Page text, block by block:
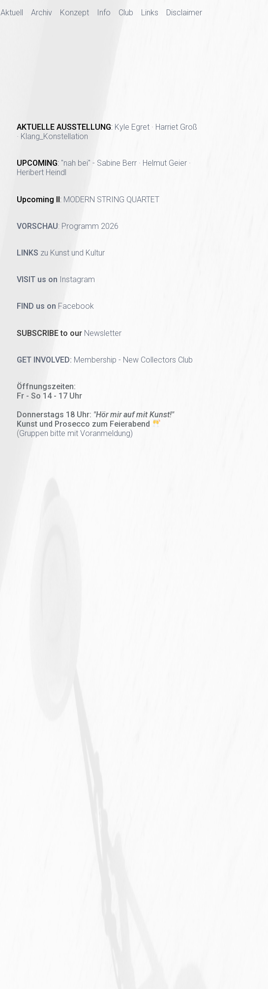
Aktuell Archiv Konzept Info Club Links Disclaimer
AKTUELLE AUSSTELLUNG: Kyle Egret · Harriet Groß
· Klang_Konstellation
UPCOMING: "nah bei" - Sabine Berr · Helmut Geier ·
Heribert Heindl
Upcoming II: MODERN STRING QUARTET
VORSCHAU: Programm 2026
LINKS zu Kunst und Kultur
VISIT us on Instagram
FIND us on Facebook
SUBSCRIBE to our Newsletter
GET INVOLVED: Membership - New Collectors Club
Öffnungszeiten:
Fr - So 14 - 17 Uhr
Donnerstags 18 Uhr: "Hör mir auf mit Kunst!"
Kunst und Prosecco zum Feierabend
(Gruppen bitte mit Voranmeldung)